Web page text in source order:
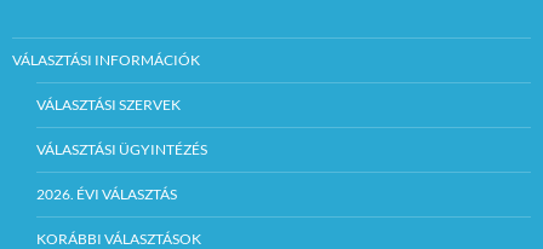
VÁLASZTÁSI INFORMÁCIÓK
VÁLASZTÁSI SZERVEK
VÁLASZTÁSI ÜGYINTÉZÉS
2026. ÉVI VÁLASZTÁS
KORÁBBI VÁLASZTÁSOK